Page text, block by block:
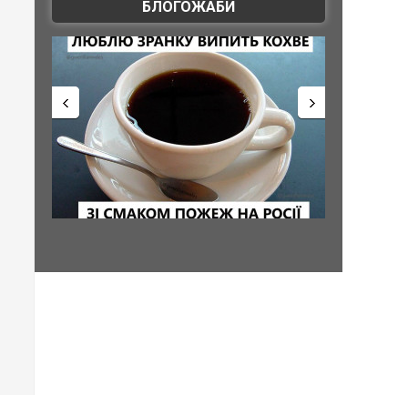
БЛОГОЖАБИ